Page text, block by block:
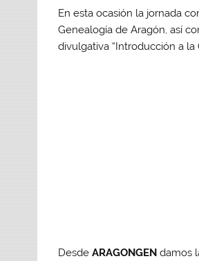
En esta ocasión la jornada
Genealogía de Aragón, así
divulgativa “Introducción a la
DesdeARAGONGENdamos